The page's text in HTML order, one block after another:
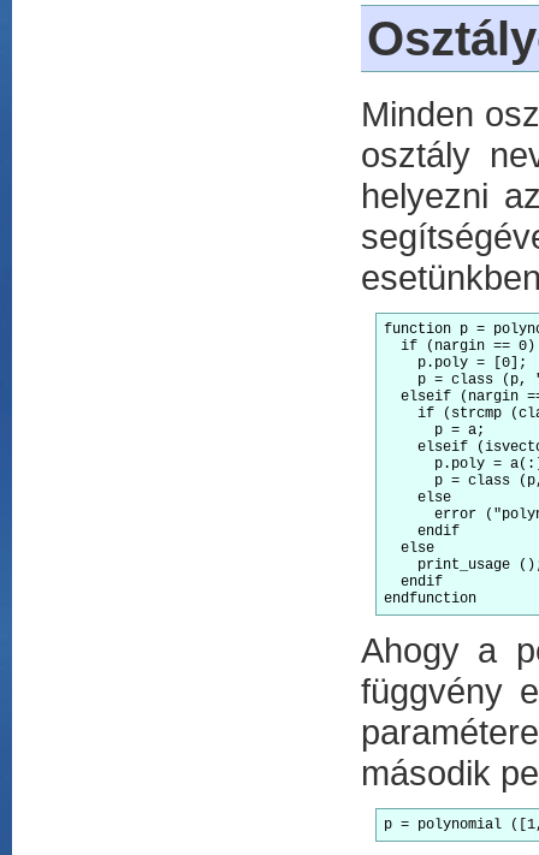
Minden
osztály
helyezni
function p =
  if (nargin == 0)
    p.poly = [0];
p = class (p,
elseif (nargin
if (strcmp
      p = a;
elseif
p.poly =
p = class
    else
error
    endif
  else
print_usage
  endif
endfunction
Ahogy a
függvény
második
p = polynomial